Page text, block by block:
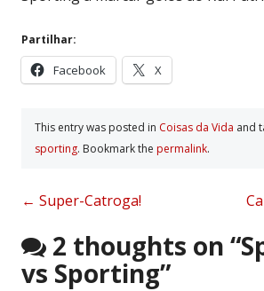
Partilhar:
Facebook X
This entry was posted in Coisas da Vida and
sporting. Bookmark the permalink.
Post
navigation
← Super-Catroga!
2 thoughts on “
vs Sporting”